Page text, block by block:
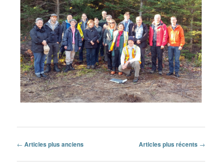
Navigation
← Articles plus anciens Articles plus récents →